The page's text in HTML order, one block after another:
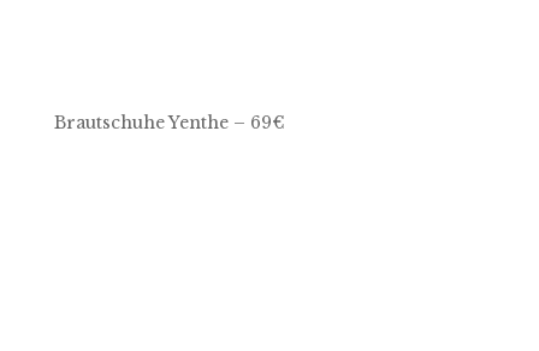
Brautschuhe Yenthe – 69€